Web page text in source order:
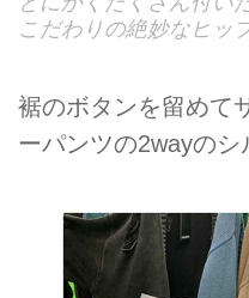
こだわりの絶妙なヒッ
裾のボタンを留めて
ーパンツの2wayのシ